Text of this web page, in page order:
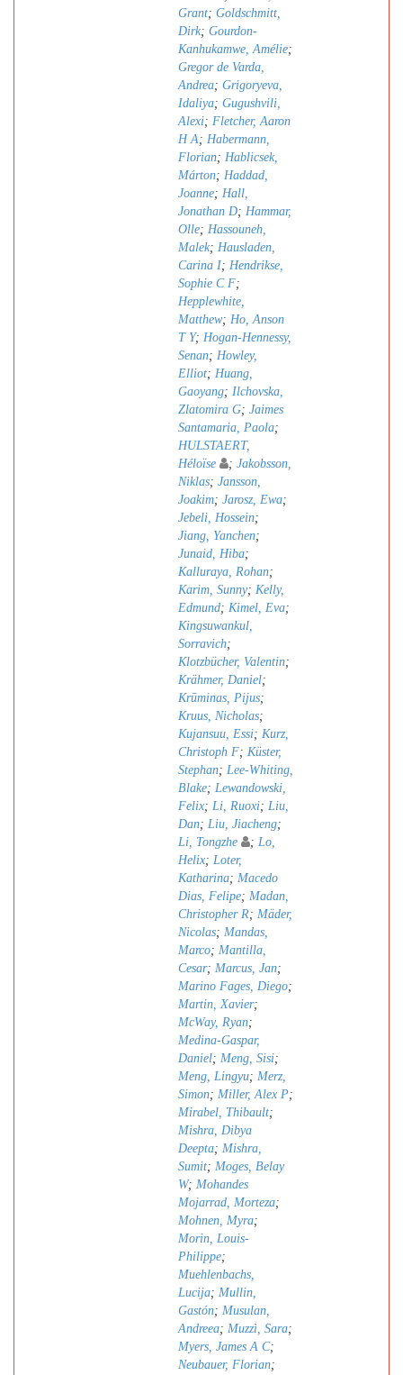
Grant; Goldschmitt,
Dirk; Gourdon-
Kanhukamwe, Amélie;
Gregor de Varda,
Andrea; Grigoryeva,
Idaliya; Gugushvili,
Alexi; Fletcher, Aaron
H A; Habermann,
Florian; Hablicsek,
Márton; Haddad,
Joanne; Hall,
Jonathan D; Hammar,
Olle; Hassouneh,
Malek; Hausladen,
Carina I; Hendrikse,
Sophie C F;
Hepplewhite,
Matthew; Ho, Anson
T Y; Hogan-Hennessy,
Senan; Howley,
Elliot; Huang,
Gaoyang; Ilchovska,
Zlatomira G; Jaimes
Santamaria, Paola;
HULSTAERT,
Héloïse
; Jakobsson,
Niklas; Jansson,
Joakim; Jarosz, Ewa;
Jebeli, Hossein;
Jiang, Yanchen;
Junaid, Hiba;
Kalluraya, Rohan;
Karim, Sunny; Kelly,
Edmund; Kimel, Eva;
Kingsuwankul,
Sorravich;
Klotzbücher, Valentin;
Krähmer, Daniel;
Krūminas, Pijus;
Kruus, Nicholas;
Kujansuu, Essi; Kurz,
Christoph F; Küster,
Stephan; Lee-Whiting,
Blake; Lewandowski,
Felix; Li, Ruoxi; Liu,
Dan; Liu, Jiacheng;
Li, Tongzhe
; Lo,
Helix; Loter,
Katharina; Macedo
Dias, Felipe; Madan,
Christopher R; Mäder,
Nicolas; Mandas,
Marco; Mantilla,
Cesar; Marcus, Jan;
Marino Fages, Diego;
Martin, Xavier;
McWay, Ryan;
Medina-Gaspar,
Daniel; Meng, Sisi;
Meng, Lingyu; Merz,
Simon; Miller, Alex P;
Mirabel, Thibault;
Mishra, Dibya
Deepta; Mishra,
Sumit; Moges, Belay
W; Mohandes
Mojarrad, Morteza;
Mohnen, Myra;
Morin, Louis-
Philippe;
Muehlenbachs,
Lucija; Mullin,
Gastón; Musulan,
Andreea; Muzzì, Sara;
Myers, James A C;
Neubauer, Florian;